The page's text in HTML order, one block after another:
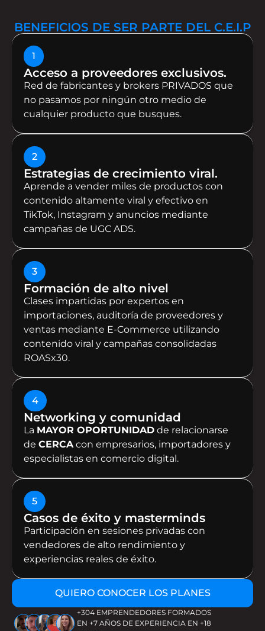
BENEFICIOS DE SER PARTE DEL C.E.I.P
1
Acceso a proveedores exclusivos.
Red de fabricantes y brokers PRIVADOS que
no pasamos por ningún otro medio de
cualquier producto que busques.
2
Estrategias de crecimiento viral.
Aprende a vender miles de productos con
contenido altamente viral y efectivo en
TikTok, Instagram y anuncios mediante
campañas de UGC ADS.
3
Formación de alto nivel
Clases impartidas por expertos en
importaciones, auditoría de proveedores y
ventas mediante E-Commerce utilizando
contenido viral y campañas consolidadas
ROASx30.
4
Networking y comunidad
La MAYOR OPORTUNIDAD de relacionarse
de CERCAcon empresarios, importadores y
especialistas en comercio digital.
5
Casos de éxito y masterminds
Participación en sesiones privadas con
vendedores de alto rendimiento y
experiencias reales de éxito.
QUIERO CONOCER LOS PLANES
+304 EMPRENDEDORES FORMADOS
EN +7 AÑOS DE EXPERIENCIA EN +18